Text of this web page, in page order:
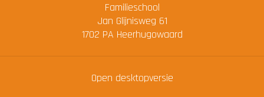
Familieschool
Jan Glijnisweg 61
1702 PA Heerhugowaard
Open desktopversie